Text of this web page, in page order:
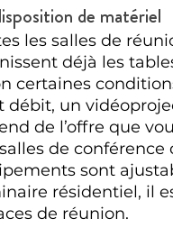
de matériel
les salles de
déjà les
certaines
débit, un
de l’offre que
de
sont
résidentiel, il
de réunion.